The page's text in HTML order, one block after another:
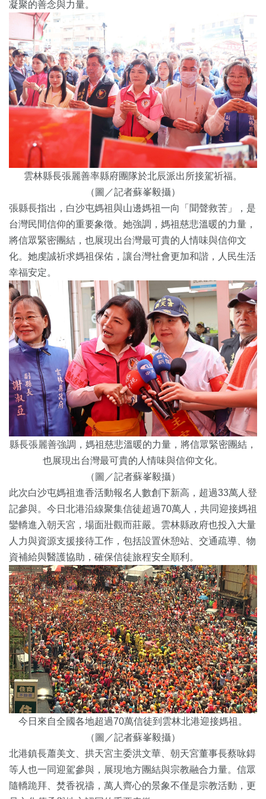
凝聚的善念與力量。
雲林縣長張麗善率縣府團隊於北辰派出所接駕祈福。
（圖／記者蘇峯毅攝）
張縣長指出，白沙屯媽祖與山邊媽祖一向「聞聲救苦」，是
台灣民間信仰的重要象徵。她強調，媽祖慈悲溫暖的力量，
將信眾緊密團結，也展現出台灣最可貴的人情味與信仰文
化。她虔誠祈求媽祖保佑，讓台灣社會更加和諧，人民生活
幸福安定。
縣長張麗善強調，媽祖慈悲溫暖的力量，將信眾緊密團結，
也展現出台灣最可貴的人情味與信仰文化。
（圖／記者蘇峯毅攝）
此次白沙屯媽祖進香活動報名人數創下新高，超過33萬人登
記參與。今日北港沿線聚集信徒超過70萬人，共同迎接媽祖
鑾轎進入朝天宮，場面壯觀而莊嚴。雲林縣政府也投入大量
人力與資源支援接待工作，包括設置休憩站、交通疏導、物
資補給與醫護協助，確保信徒旅程安全順利。
今日來自全國各地超過70萬信徒到雲林北港迎接媽祖。
（圖／記者蘇峯毅攝）
北港鎮長蕭美文、拱天宮主委洪文華、朝天宮董事長蔡咏鍀
等人也一同迎駕參與，展現地方團結與宗教融合力量。信眾
隨轎跪拜、焚香祝禱，萬人齊心的景象不僅是宗教活動，更